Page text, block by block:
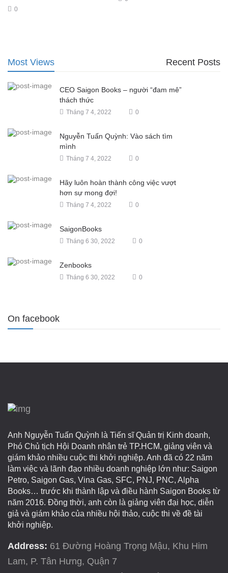
0
Most Views Recent Posts
CEO Saigon Books – người “đam mê”
thách thức
Tháng 7 4, 2022 0
Nguyễn Tuấn Quỳnh: Vào sách tìm
mình
Tháng 7 4, 2022 0
Hãy luôn hoàn thành công việc vượt
hơn sự mong đợi!
Tháng 7 4, 2022 0
SaigonBooks
Tháng 6 30, 2022 0
Zenbooks
Tháng 6 30, 2022 0
On facebook
Anh Nguyễn Tuấn Quỳnh là Tiến sĩ Quản trị Kinh doanh,
Phó Chủ tịch Hội Doanh nhân trẻ TP.HCM, giảng viên và
giám khảo nhiều cuộc thi khởi nghiệp. Anh đã có 22 năm
làm việc và lãnh đạo nhiều doanh nghiệp lớn như: Saigon
Petro, Saigon Gas, Vina Gas, SFC, PNJ, PNC, Alpha
Books… trước khi thành lập và điều hành Saigon Books từ
năm 2016. Đồng thời, anh còn là giảng viên đại học, diễn
giả và giám khảo của nhiều hội thảo, cuộc thi về đề tài
khởi nghiệp.
Address: 61 Đường Hoàng Trọng Mậu, Khu Him
Lam, P. Tân Hưng, Quận 7